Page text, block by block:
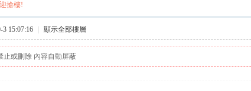
搶樓!
3 15:07:16 顯示全部樓層
止或刪除 內容自動屏蔽